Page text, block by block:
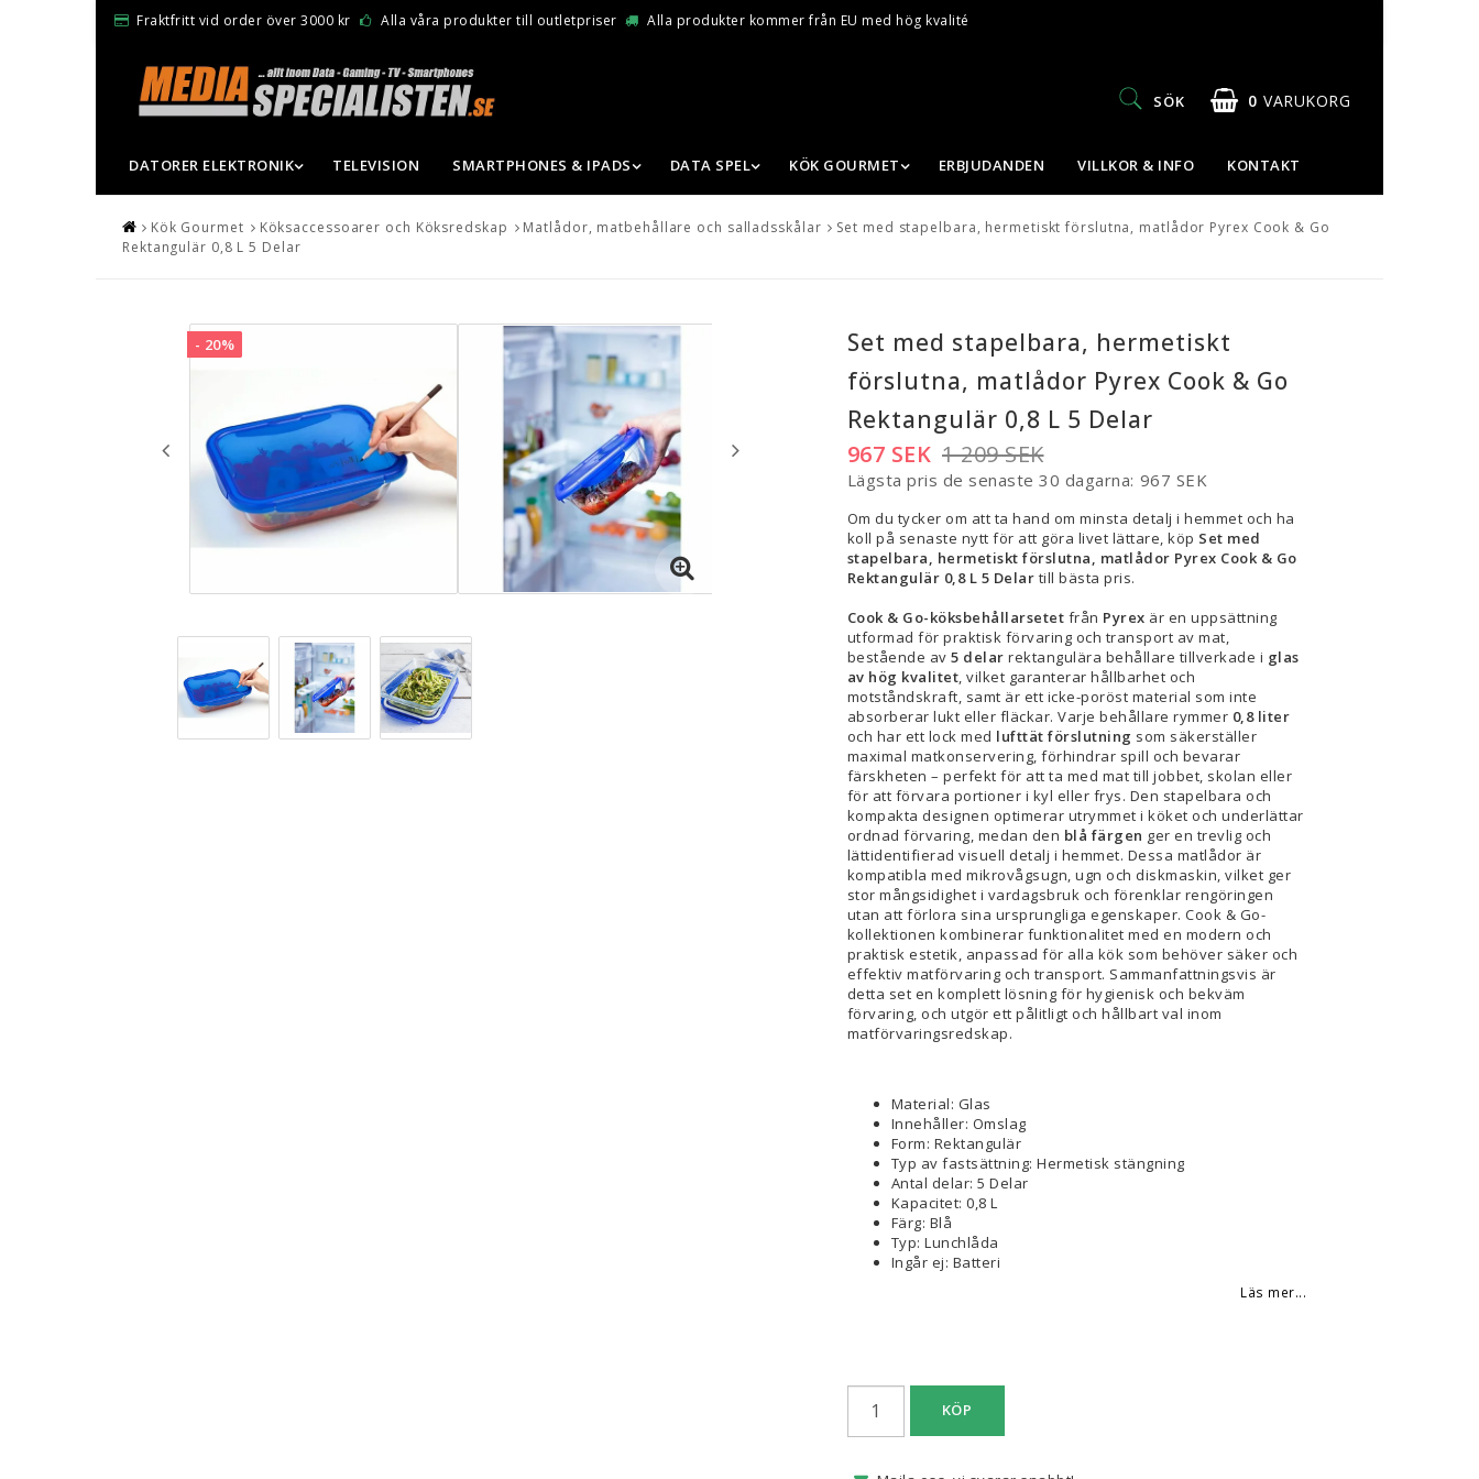
Fraktfritt vid order över 3000 kr Alla våra produkter till outletpriser Alla produkter kommer från EU med hög kvalité
0 VARUKORG
SÖK
DATORER ELEKTRONIK TELEVISION SMARTPHONES & IPADS DATA SPEL KÖK GOURMET ERBJUDANDEN VILLKOR & INFO KONTAKT
Kök Gourmet Köksaccessoarer och Köksredskap Matlådor, matbehållare och salladsskålar
Set med stapelbara, hermetiskt förslutna, matlådor Pyrex Cook & Go
Rektangulär 0,8 L 5 Delar
- 20%
Set med stapelbara, hermetiskt
förslutna, matlådor Pyrex Cook & Go
Rektangulär 0,8 L 5 Delar
1 209 SEK
967 SEK
Lägsta pris de senaste 30 dagarna 967 SEK
Om du tycker om att ta hand om minsta detalj i hemmet och ha
koll på senaste nytt för att göra livet lättare, köp Set med
stapelbara, hermetiskt förslutna, matlådor Pyrex Cook & Go
Rektangulär 0,8 L 5 Delar till bästa pris.
Cook & Go-köksbehållarsetet från Pyrex är en uppsättning
utformad för praktisk förvaring och transport av mat,
bestående av 5 delar rektangulära behållare tillverkade i glas
av hög kvalitet, vilket garanterar hållbarhet och
motståndskraft, samt är ett icke-poröst material som inte
absorberar lukt eller fläckar. Varje behållare rymmer 0,8 liter
och har ett lock med lufttät förslutning som säkerställer
maximal matkonservering, förhindrar spill och bevarar
färskheten – perfekt för att ta med mat till jobbet, skolan eller
för att förvara portioner i kyl eller frys. Den stapelbara och
kompakta designen optimerar utrymmet i köket och underlättar
ordnad förvaring, medan den blå färgen ger en trevlig och
lättidentifierad visuell detalj i hemmet. Dessa matlådor är
kompatibla med mikrovågsugn, ugn och diskmaskin, vilket ger
stor mångsidighet i vardagsbruk och förenklar rengöringen
utan att förlora sina ursprungliga egenskaper. Cook & Go-
kollektionen kombinerar funktionalitet med en modern och
praktisk estetik, anpassad för alla kök som behöver säker och
effektiv matförvaring och transport. Sammanfattningsvis är
detta set en komplett lösning för hygienisk och bekväm
förvaring, och utgör ett pålitligt och hållbart val inom
matförvaringsredskap.
Material: Glas
Innehåller: Omslag
Form: Rektangulär
Typ av fastsättning: Hermetisk stängning
Antal delar: 5 Delar
Kapacitet: 0,8 L
Färg: Blå
Typ: Lunchlåda
Ingår ej: Batteri
Läs mer...
KÖP